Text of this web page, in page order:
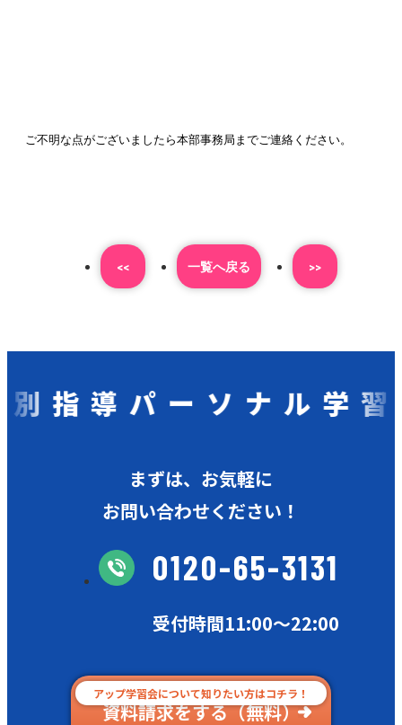
ご不明な点がございましたら本部事務局までご連絡ください。
<< ⼀覧へ戻る >>
導パーソナル学習会
まずは、お気軽に
お問い合わせください！
0120-65-3131
受付時間11:00〜22:00
アップ学習会について知りたい方はコチラ！
資料請求をする（無料）